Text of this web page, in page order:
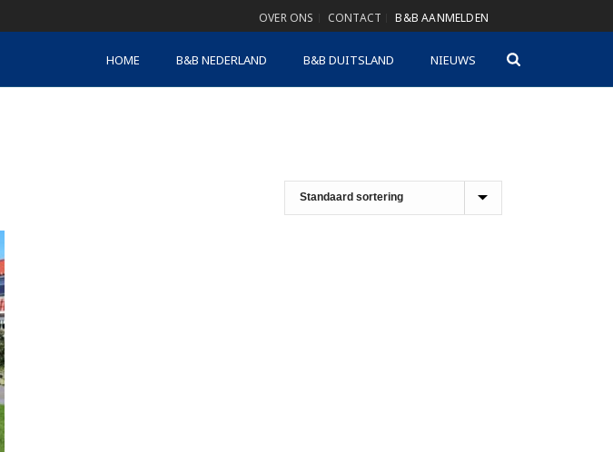
OVER ONS CONTACT B&B AANMELDEN
HOME B&B NEDERLAND B&B DUITSLAND NIEUWS